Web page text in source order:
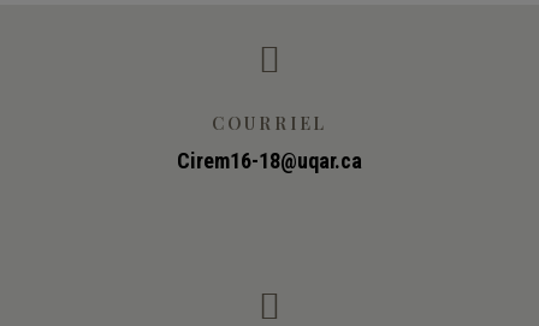

COURRIEL
Cirem16-18@uqar.ca
